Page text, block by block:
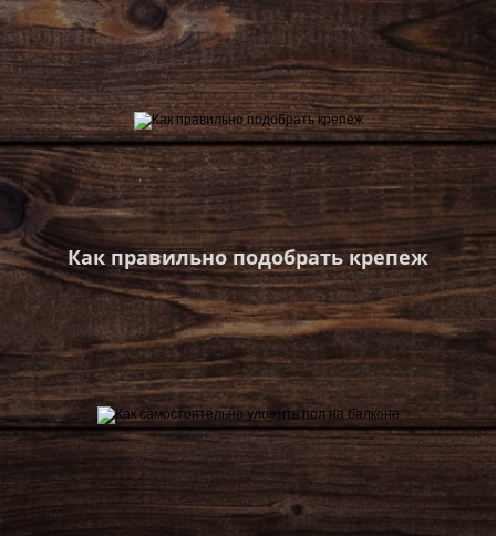
Как правильно подобрать крепеж